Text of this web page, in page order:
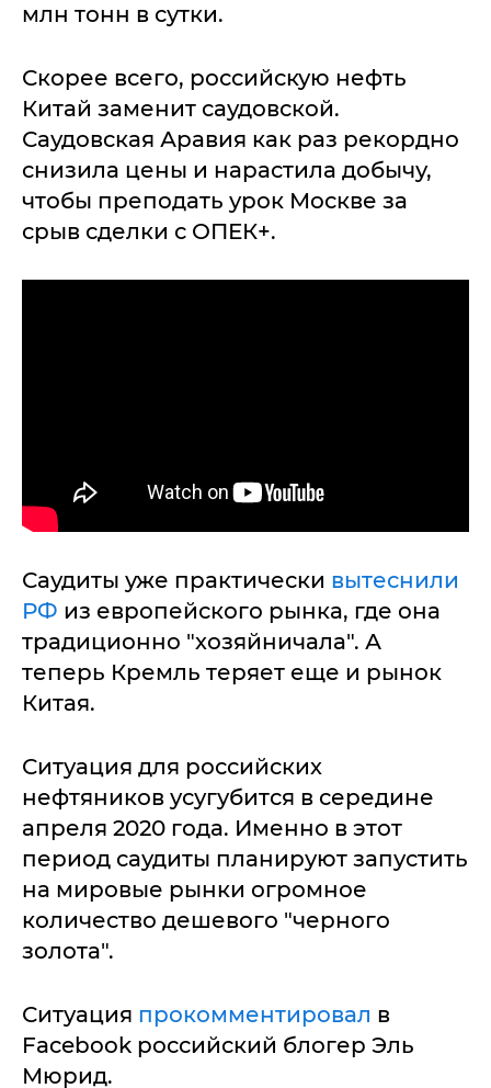
млн тонн в сутки.
Скорее всего, российскую нефть
Китай заменит саудовской.
Саудовская Аравия как раз рекордно
снизила цены и нарастила добычу,
чтобы преподать урок Москве за
срыв сделки с ОПЕК+.
Саудиты уже практически вытеснили
РФ из европейского рынка, где она
традиционно "хозяйничала". А
теперь Кремль теряет еще и рынок
Китая.
Ситуация для российских
нефтяников усугубится в середине
апреля 2020 года. Именно в этот
период саудиты планируют запустить
на мировые рынки огромное
количество дешевого "черного
золота".
Ситуация прокомментировал в
Facebook российский блогер Эль
Мюрид.